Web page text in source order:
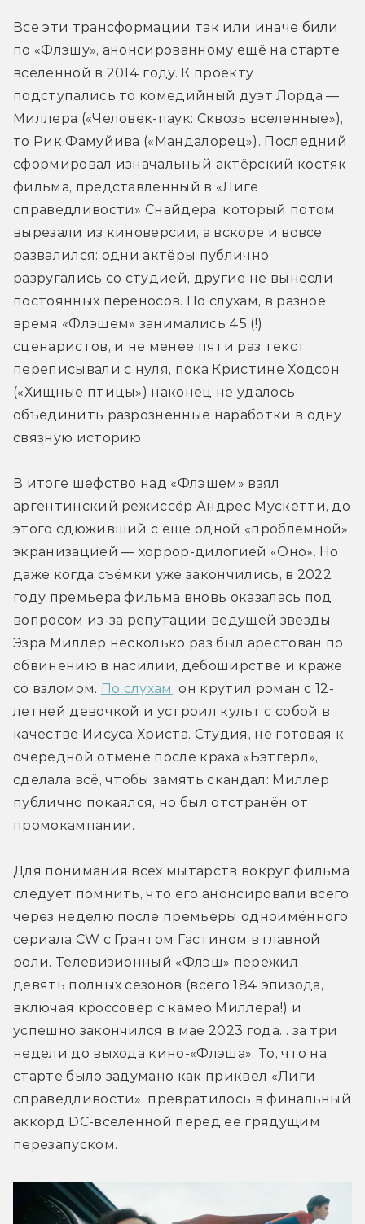
Все эти трансформации так или иначе били
по «Флэшу», анонсированному ещё на старте
вселенной в 2014 году. К проекту
подступались то комедийный дуэт Лорда —
Миллера («Человек-паук: Сквозь вселенные»),
то Рик Фамуйива («Мандалорец»). Последний
сформировал изначальный актёрский костяк
фильма, представленный в «Лиге
справедливости» Снайдера, который потом
вырезали из киноверсии, а вскоре и вовсе
развалился: одни актёры публично
разругались со студией, другие не вынесли
постоянных переносов. По слухам, в разное
время «Флэшем» занимались 45 (!)
сценаристов, и не менее пяти раз текст
переписывали с нуля, пока Кристине Ходсон
(«Хищные птицы») наконец не удалось
объединить разрозненные наработки в одну
связную историю.
В итоге шефство над «Флэшем» взял
аргентинский режиссёр Андрес Мускетти, до
этого сдюживший с ещё одной «проблемной»
экранизацией — хоррор-дилогией «Оно». Но
даже когда съёмки уже закончились, в 2022
году премьера фильма вновь оказалась под
вопросом из-за репутации ведущей звезды.
Эзра Миллер несколько раз был арестован по
обвинению в насилии, дебоширстве и краже
со взломом. По слухам , он крутил роман с 12-
летней девочкой и устроил культ с собой в
качестве Иисуса Христа. Студия, не готовая к
очередной отмене после краха «Бэтгерл»,
сделала всё, чтобы замять скандал: Миллер
публично покаялся, но был отстранён от
промокампании.
Для понимания всех мытарств вокруг фильма
следует помнить, что его анонсировали всего
через неделю после премьеры одноимённого
сериала CW с Грантом Гастином в главной
роли. Телевизионный «Флэш» пережил
девять полных сезонов (всего 184 эпизода,
включая кроссовер с камео Миллера!) и
успешно закончился в мае 2023 года… за три
недели до выхода кино-«Флэша». То, что на
старте было задумано как приквел «Лиги
справедливости», превратилось в финальный
аккорд DC-вселенной перед её грядущим
перезапуском.